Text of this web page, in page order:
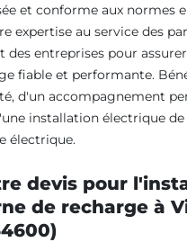
et conforme aux normes
expertise au service des
des entreprises pour
fiable et performante.
d'un accompagnement
installation électrique
électrique.
devis pour
de recharge à